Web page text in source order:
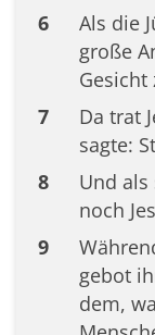
6
Als die
große
Gesicht
7
Da trat
sagte:
8
Und
noch
9
gebot
dem,